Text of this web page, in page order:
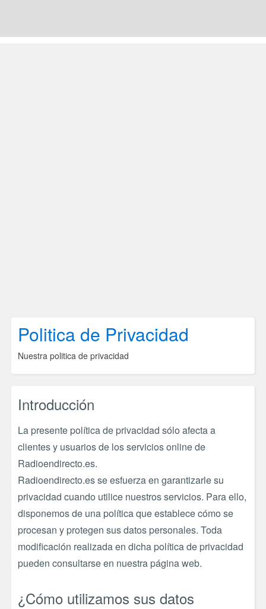
Politica de Privacidad
Nuestra politica de privacidad
Introducción
La presente política de privacidad sólo afecta a
clientes y usuarios de los servicios online de
Radioendirecto.es.
Radioendirecto.es se esfuerza en garantizarle su
privacidad cuando utilice nuestros servicios. Para ello,
disponemos de una política que establece cómo se
procesan y protegen sus datos personales. Toda
modificación realizada en dicha política de privacidad
pueden consultarse en nuestra página web.
¿Cómo utilizamos sus datos